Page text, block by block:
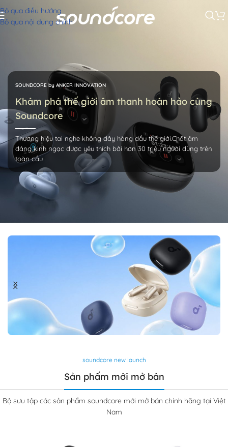
Bỏ qua điều hướng
Bỏ qua nội dung chính
SOUNDCORE by ANKER INNOVATION
Khám phá thế giới âm thanh hoàn hảo cùng
Soundcore
Thương hiệu tai nghe không dây hàng đầu thế giới.Chất âm
đáng kinh ngạc được yêu thích bởi hơn 30 triệu người dùng trên
toàn cầu
TWS SOUNDCORE P40i
soundcore new launch
Sản phấm mới mở bán
Bộ sưu tập các sản phẩm soundcore mới mở bán chính hãng tại Việt
Nam